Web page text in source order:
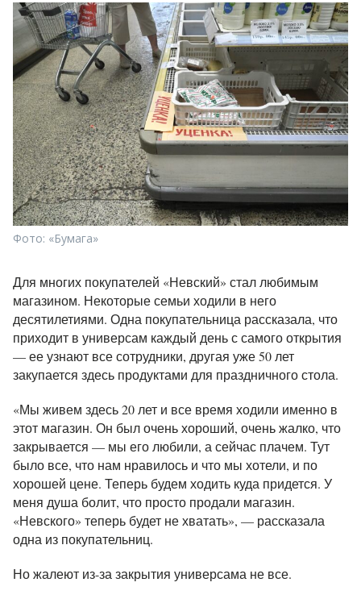
Фото: «Бумага»
Для многих покупателей «Невский» стал любимым
магазином. Некоторые семьи ходили в него
десятилетиями. Одна покупательница рассказала, что
приходит в универсам каждый день с самого открытия
— ее узнают все сотрудники, другая уже 50 лет
закупается здесь продуктами для праздничного стола.
«Мы живем здесь 20 лет и все время ходили именно в
этот магазин. Он был очень хороший, очень жалко, что
закрывается — мы его любили, а сейчас плачем. Тут
было все, что нам нравилось и что мы хотели, и по
хорошей цене. Теперь будем ходить куда придется. У
меня душа болит, что просто продали магазин.
«Невского» теперь будет не хватать», — рассказала
одна из покупательниц.
Но жалеют из-за закрытия универсама не все.